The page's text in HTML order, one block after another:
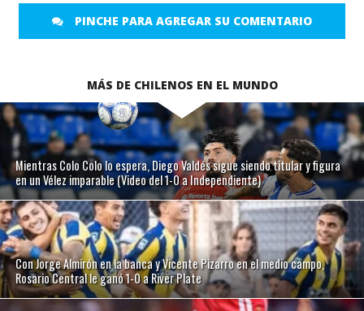
PINCHE PARA AGREGAR SU COMENTARIO
MÁS DE CHILENOS EN EL MUNDO
Mientras Colo Colo lo espera, Diego Valdés sigue siendo titular y figura
en un Vélez imparable (Video del 1-0 a Independiente)
Con Jorge Almirón en la banca y Vicente Pizarro en el medio campo,
Rosario Central le ganó 1-0 a River Plate